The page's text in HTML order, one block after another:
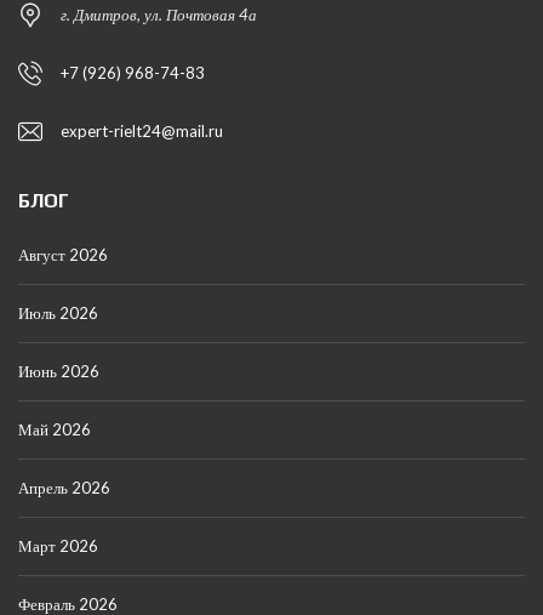
г. Дмитров, ул. Почтовая 4а
+7 (926) 968-74-83
expert-rielt24@mail.ru
БЛОГ
Август 2026
Июль 2026
Июнь 2026
Май 2026
Апрель 2026
Март 2026
Февраль 2026